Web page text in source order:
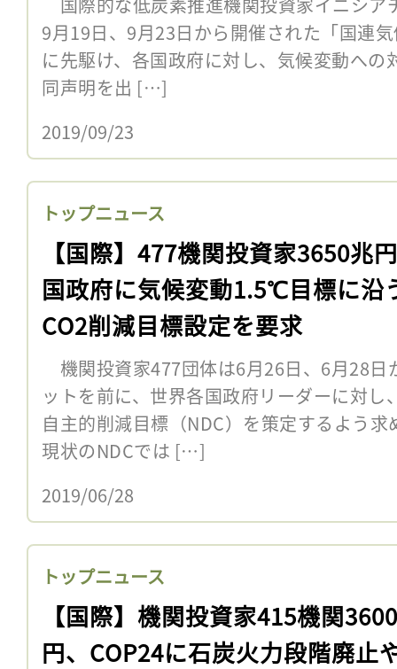
9月19日、9月23日から開催された「国連
に先駆け、各国政府に対し、気候変動へ
同声明を出 […]
2019/09/23
トップニュース
【国際】477機関投資家3650兆
国政府に気候変動1.5℃目標に沿
CO2削減目標設定を要求
機関投資家477団体は6月26日、6月28日
ットを前に、世界各国政府リーダーに対
自主的削減目標（NDC）を策定するよう
現状のNDCでは […]
2019/06/28
トップニュース
【国際】機関投資家415機関
円、COP24に石炭火力段階廃止